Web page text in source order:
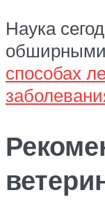
Наука
обширными
способах